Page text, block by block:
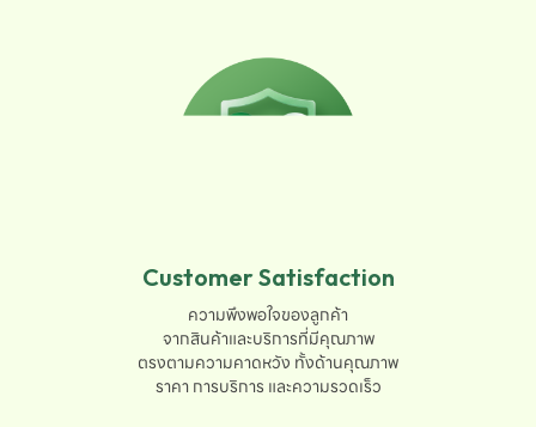
Customer Satisfaction
ความพึงพอใจของลูกค้า
จากสินค้าและบริการที่มีคุณภาพ
ตรงตามความคาดหวัง ทั้งด้านคุณภาพ
ราคา การบริการ และความรวดเร็ว